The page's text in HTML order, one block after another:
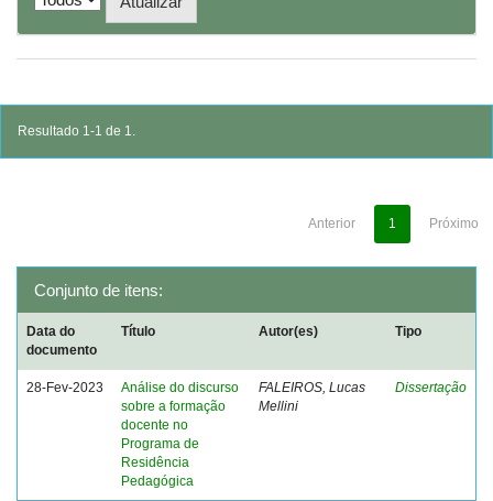
Resultado 1-1 de 1.
Anterior 1 Próximo
Conjunto de itens:
Data do
documento
Título Autor(es) Tipo
28-Fev-2023
Análise do discurso
sobre a formação
docente no
Programa de
Residência
Pedagógica
FALEIROS, Lucas
Mellini
Dissertação